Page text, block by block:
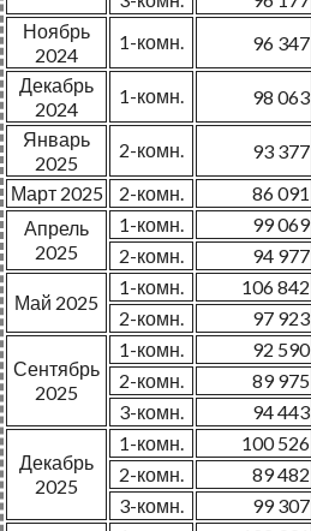
Ноябрь
2024
1-комн. 96 347
Декабрь
2024
1-комн. 98 063
Январь
2025
2-комн. 93 377
Март 2025
2-комн. 86 091
Апрель
2025
1-комн. 99 069
2-комн.
94 977
Май 2025
1-комн. 106 842
2-комн.
97 923
Сентябрь
2025
1-комн. 92 590
2-комн.
89 975
3-комн.
94 443
Декабрь
2025
1-комн. 100 526
2-комн.
89 482
3-комн.
99 307